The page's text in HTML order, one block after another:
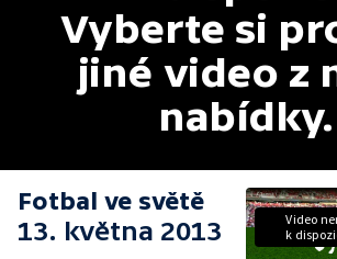
Vyberte si
jiné video z
nabídky.
Fotbal ve světě
13. května 2013
Video
k